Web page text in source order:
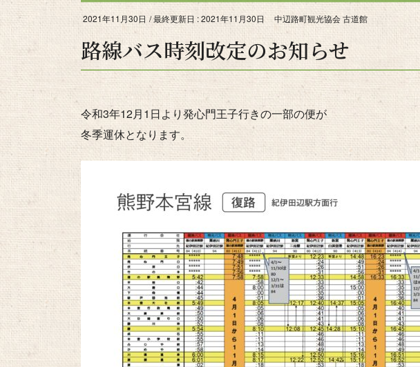
2021年11月30日 / 最終更新日 :2021年11月30日 中辺路町観光協会 古道館
路線バス時刻改定のお知らせ
令和3年12月1日より発心門王子行きの一部の便が
冬季運休となります。